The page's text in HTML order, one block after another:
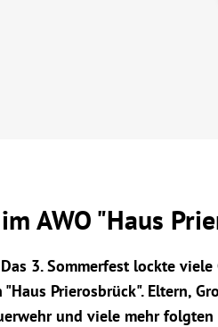
AWO "Haus
3. Sommerfest lockte
Prierosbrück". Eltern,
und viele mehr